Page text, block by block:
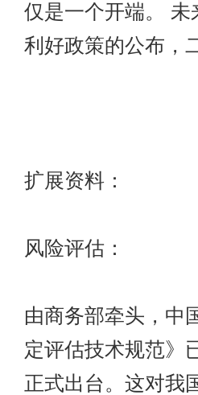
仅是一个开端。
利好政策的公布，
扩展资料：
风险评估：
由商务部牵头，中
定评估技术规范》
正式出台。这对我